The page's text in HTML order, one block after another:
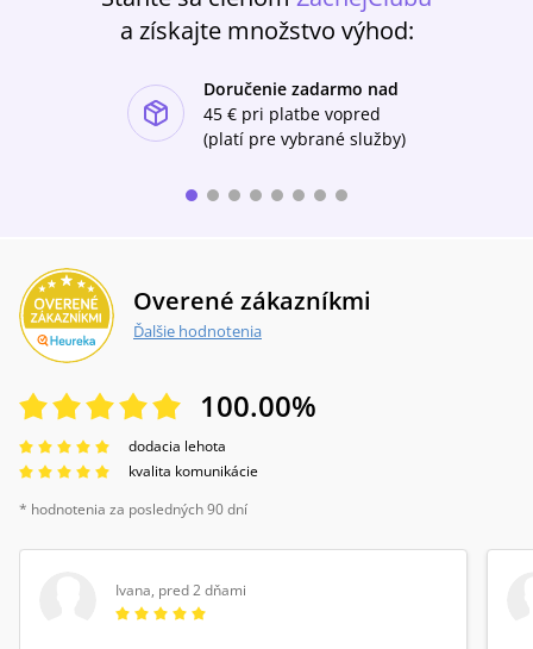
a získajte množstvo výhod:
Doručenie zadarmo nad
45 € pri platbe vopred
(platí pre vybrané služby)
Overené zákazníkmi
Ďalšie hodnotenia
100.00%
dodacia lehota
kvalita komunikácie
* hodnotenia za posledných 90 dní
Ivana, pred 2 dňami